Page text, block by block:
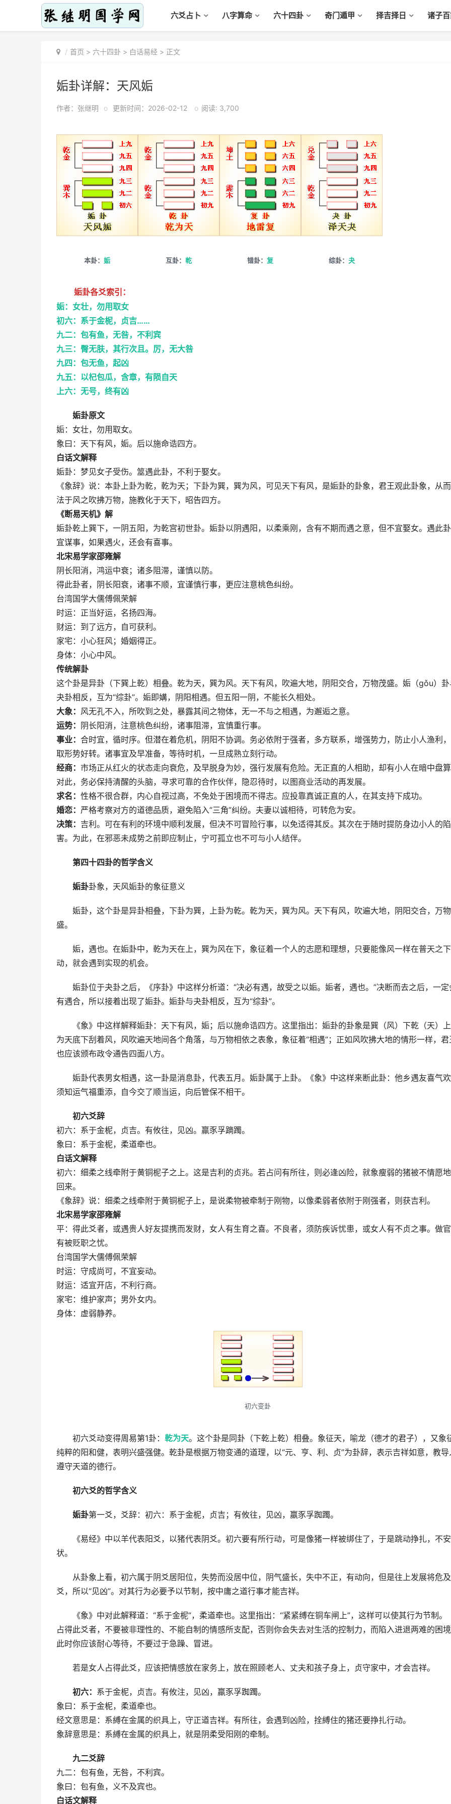
六爻占卜 八字算命 六十四卦 奇门遁甲 择吉择日 诸子
首页 > 六十四卦 > 白话易经 > 正文
姤卦详解：天风姤
作者：张继明 o 更新时间：2026-02-12 o 阅读: 3,700
本卦： 姤 互卦： 乾 错卦： 复 综卦： 夬
姤卦各爻索引：
姤：女壮，勿用取女
初六：系于金柅，贞吉……
九二：包有鱼，无咎，不利宾
九三：臀无肤，其行次且。厉，无大咎
九四：包无鱼，起凶
九五：以杞包瓜，含章，有陨自天
上六：无号，终有凶
姤卦原文
姤：女壮，勿用取女。
象曰：天下有风，姤。后以施命诰四方。
白话文解释
姤卦：梦见女子受伤。筮遇此卦，不利于娶女。
《象辞》说：本卦上卦为乾，乾为天；下卦为巽，巽为风，可见天下有风，是姤卦的卦象，君王观此卦象，从
法于风之吹拂万物，施教化于天下，昭告四方。
《断易天机》解
姤卦乾上巽下，一阴五阳，为乾宫初世卦。姤卦以阴遇阳，以柔乘刚，含有不期而遇之意，但不宜娶女。遇此
宜谋事，如果遇火，还会有喜事。
北宋易学家邵雍解
阴长阳消，鸿运中衰；诸多阻滞，谨慎以防。
得此卦者，阴长阳衰，诸事不顺，宜谨慎行事，更应注意桃色纠纷。
台湾国学大儒傅佩荣解
时运：正当好运，名扬四海。
财运：到了远方，自可获利。
家宅：小心狂风；婚姻得正。
身体：小心中风。
传统解卦
这个卦是异卦（下巽上乾）相叠。乾为天，巽为风。天下有风，吹遍大地，阴阳交合，万物茂盛。姤（gǒu）
夬卦相反，互为“综卦”。姤即媾，阴阳相遇。但五阳一阴，不能长久相处。
大象： 风无孔不入，所吹到之处，暴露其间之物体，无一不与之相遇，为邂逅之意。
运势：
阴长阳消，注意桃色纠纷，诸事阻滞，宜慎重行事。
事业： 合时宜，循时序。但潜在着危机，阴阳不协调。务必依附于强者，多方联系，增强势力，防止小人渔利
取形势好转。诸事宜及早准备，等待时机，一旦成熟立刻行动。
经商： 市场正从红火的状态走向衰危，及早脱身为妙，强行发展有危险。无正直的人相助，却有小人在暗中盘
对此，务必保持清醒的头脑，寻求可靠的合作伙伴，隐忍待时，以图商业活动的再发展。
求名： 性格不很合群，内心自视过高，不免处于困境而不得志。应投靠真诚正直的人，在其支持下成功。
婚恋： 严格考察对方的道德品质，避免陷入“三角”纠纷。夫妻以诚相待，可转危为安。
决策： 吉利。可在有利的环境中顺利发展，但决不可冒险行事，以免适得其反。其次在于随时提防身边小人的陷
害。为此，在邪恶未成势之前即应制止，宁可孤立也不可与小人结伴。
第四十四卦的哲学含义
姤卦卦象，天风姤卦的象征意义
姤卦，这个卦是异卦相叠，下卦为巽，上卦为乾。乾为天，巽为风。天下有风，吹遍大地，阴阳交合，万
盛。
姤，遇也。在姤卦中，乾为天在上，巽为风在下，象征着一个人的志愿和理想，只要能像风一样在普天之
动，就会遇到实现的机会。
姤卦位于夬卦之后，《序卦》中这样分析道：“决必有遇，故受之以姤。姤者，遇也。”决断而去之后，一定
有遇合，所以接着出现了姤卦。姤卦与夬卦相反，互为“综卦”。
《象》中这样解释姤卦：天下有风，姤；后以施命诰四方。这里指出：姤卦的卦象是巽（风）下乾（天）
为天底下刮着风，风吹遍天地间各个角落，与万物相依之表象，象征着“相遇”；正如风吹拂大地的情形一样，君
也应该颁布政令通告四面八方。
姤卦代表男女相遇，这一卦是消息卦，代表五月。姤卦属于上卦。《象》中这样来断此卦：他乡遇友喜气
须知运气福重添，自今交了顺当运，向后管保不相干。
初六爻辞
初六：系于金柅，贞吉。有攸往，见凶。羸豕孚蹢躅。
象曰：系于金柅，柔道牵也。
白话文解释
初六：细柔之线牵附于黄铜柅子之上。这是吉利的贞兆。若占问有所往，则必逢凶险，就象瘦弱的猪被不情愿
回来。
《象辞》说：细柔之线牵附于黄铜柅子上，是说柔物被牵制于刚物，以像柔弱者依附于刚强者，则获吉利。
北宋易学家邵雍解
平：得此爻者，或遇贵人好友提携而发财，女人有生育之喜。不良者，须防疾诉忧患，或女人有不贞之事。做
有被贬职之忧。
台湾国学大儒傅佩荣解
时运：守成尚可，不宜妄动。
财运：适宜开店，不利行商。
家宅：维护家声；男外女内。
身体：虚弱静养。
初六变卦
初六爻动变得周易第1卦： 乾为天。这个卦是同卦（下乾上乾）相叠。象征天，喻龙（德才的君子），又象
纯粹的阳和健，表明兴盛强健。乾卦是根据万物变通的道理，以“元、亨、利、贞”为卦辞，表示吉祥如意，教导
遵守天道的德行。
初六爻的哲学含义
姤卦第一爻，爻辞：初六：系于金柅，贞吉；有攸往，见凶，羸豕孚踟躅。
《易经》中以羊代表阳爻，以猪代表阴爻。初六要有所行动，可是像猪一样被绑住了，于是跳动挣扎，不
状。
从卦象上看，初六属于阴爻居阳位，失势而没居中位，阴气盛长，失中不正，有动向，但是往上发展将危
爻，所以“见凶”。对其行为必要予以节制，按中庸之道行事才能吉祥。
《象》中对此解释道：“系于金柅”，柔道牵也。这里指出：“紧紧缚在铜车闸上”，这样可以使其行为节制。
占得此爻者，不要被非理性的、不能自制的情感所支配，否则你会失去对生活的控制力，而陷入进退两难的困
此时你应该耐心等待，不要过于急躁、冒进。
若是女人占得此爻，应该把情感放在家务上，放在照顾老人、丈夫和孩子身上，贞守家中，才会吉祥。
初六： 系于金柅，贞吉。有攸注，见凶，羸豕孚踟躅。
象曰：系于金柅，柔道牵也。
经文意思是：系縛在金属的织具上，守正道吉祥。有所往，会遇到凶险，拴縛住的猪还要挣扎行动。
象辞意思是：系縛在金属的织具上，就是阴柔受阳刚的牵制。
九二爻辞
九二：包有鱼，无咎，不利宾。
象曰：包有鱼，义不及宾也。
白话文解释